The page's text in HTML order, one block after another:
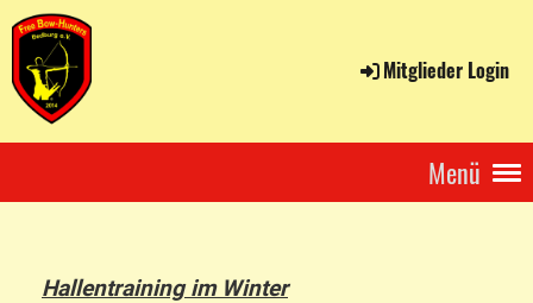
Mitglieder Login
Menü
Hallentraining im Winter